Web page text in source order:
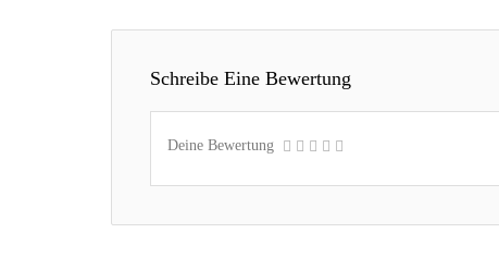
Schreibe Eine Bewertung
Deine Bewertung